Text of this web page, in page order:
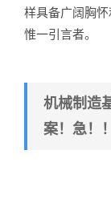
样具备广阔胸
惟一引言者。
机械制造
案！急！